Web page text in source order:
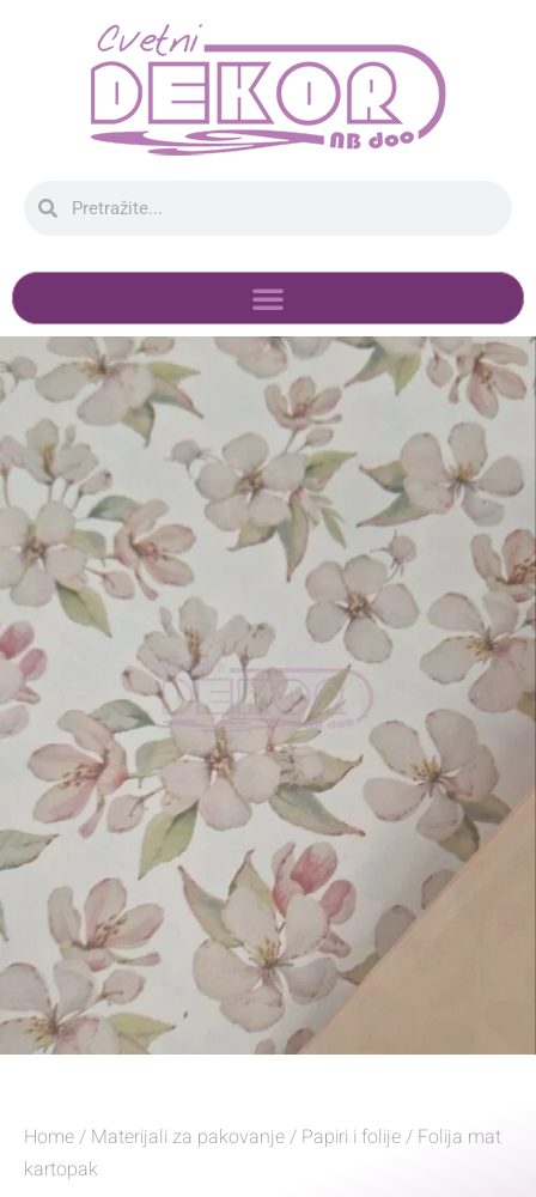
Home/ Materijali za pakovanje/ Papiri i folije/ Folija mat
kartopak